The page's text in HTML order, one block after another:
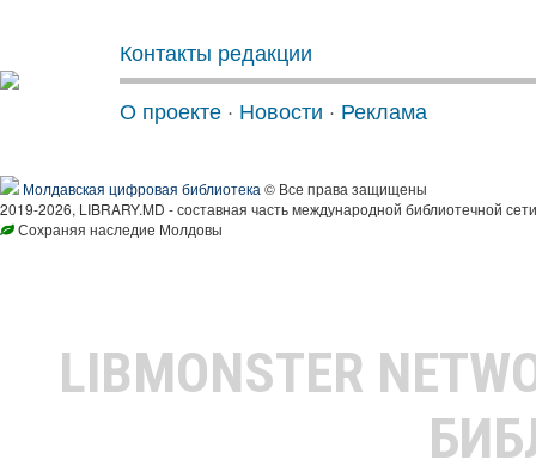
Контакты редакции
О проекте · Новости · Реклама
Молдавская цифровая библиотека © Все права защищены
2019-2026, LIBRARY.MD - составная часть международной библиотечной
Сохраняя наследие Молдовы
LIBMONSTER